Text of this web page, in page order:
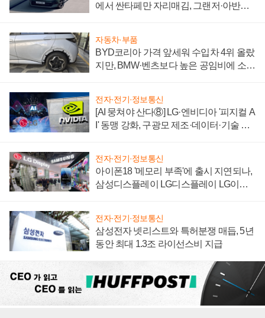
에서 싼타페만 자리매김, 그랜저·아반떼
자동차·부품
BYD코리아 가격 앞세워 수입차 4위 올랐
지만, BMW·벤츠보다 높은 공임비에 소비
전자·전기·정보통신
[AI 뭉쳐야 산다⑧] LG·엔비디아 '피지컬 A
I' 동맹 강화, 구광모 제조·데이터·기술 결
전자·전기·정보통신
아이폰18 '메모리 부족'에 출시 지연되나,
삼성디스플레이 LG디스플레이 LG이노
전자·전기·정보통신
삼성전자 넷리스트와 특허분쟁 매듭, 5년
동안 최대 1.3조 라이선스비 지급